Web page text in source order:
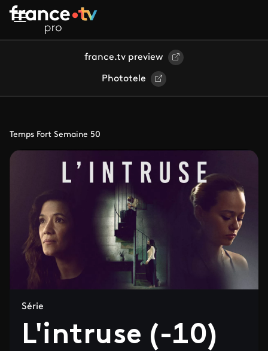
Aller au contenu principal
france.tv preview
Phototele
Temps Fort Semaine 50
Série
L'intruse (-10)